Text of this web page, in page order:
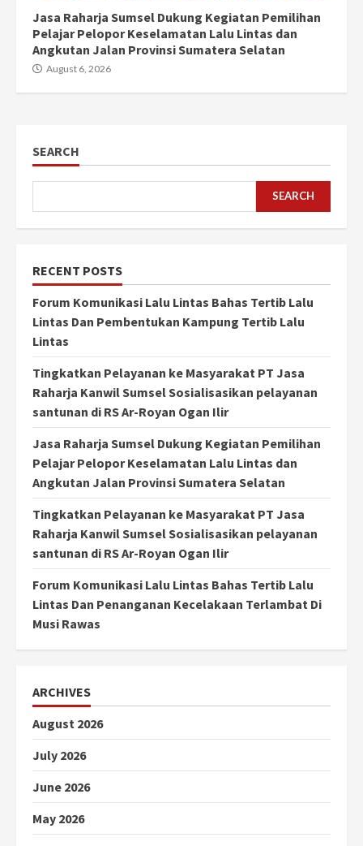
Jasa Raharja Sumsel Dukung Kegiatan Pemilihan
Pelajar Pelopor Keselamatan Lalu Lintas dan
Angkutan Jalan Provinsi Sumatera Selatan
August 6, 2026
SEARCH
SEARCH
RECENT POSTS
Forum Komunikasi Lalu Lintas Bahas Tertib Lalu
Lintas Dan Pembentukan Kampung Tertib Lalu
Lintas
Tingkatkan Pelayanan ke Masyarakat PT Jasa
Raharja Kanwil Sumsel Sosialisasikan pelayanan
santunan di RS Ar-Royan Ogan Ilir
Jasa Raharja Sumsel Dukung Kegiatan Pemilihan
Pelajar Pelopor Keselamatan Lalu Lintas dan
Angkutan Jalan Provinsi Sumatera Selatan
Tingkatkan Pelayanan ke Masyarakat PT Jasa
Raharja Kanwil Sumsel Sosialisasikan pelayanan
santunan di RS Ar-Royan Ogan Ilir
Forum Komunikasi Lalu Lintas Bahas Tertib Lalu
Lintas Dan Penanganan Kecelakaan Terlambat Di
Musi Rawas
ARCHIVES
August 2026
July 2026
June 2026
May 2026